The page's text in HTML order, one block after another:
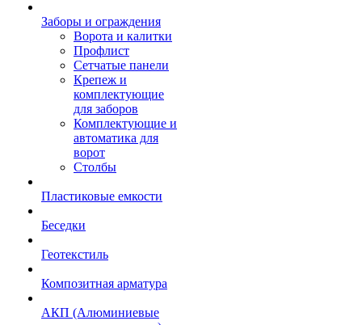
Заборы и ограждения
Ворота и калитки
Профлист
Сетчатые панели
Крепеж и
комплектующие
для заборов
Комплектующие и
автоматика для
ворот
Столбы
Пластиковые емкости
Беседки
Геотекстиль
Композитная арматура
АКП (Алюминиевые